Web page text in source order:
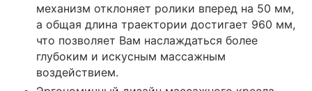
механизм отклоняет ролики вперед на 50 мм,
а общая длина траектории достигает 960 мм,
что позволяет Вам наслаждаться более
глубоким и искусным массажным
воздействием.